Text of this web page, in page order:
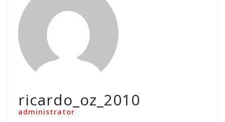
ricardo_oz_2010
administrator